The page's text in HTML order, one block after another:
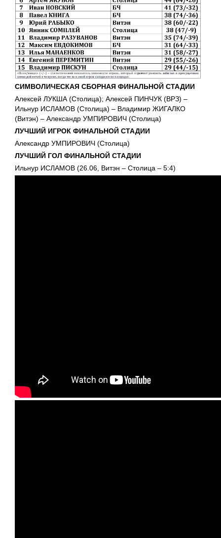
СИМВОЛИЧЕСКАЯ СБОРНАЯ ФИНАЛЬНОЙ СТАДИИ
Алексей ЛУКША (Столица); Алексей ПИНЧУК (ВРЗ) –
Ильнур ИСЛАМОВ (Столица) – Владимир ЖИГАЛКО
(Витэн) – Александр УМПИРОВИЧ (Столица)
ЛУЧШИЙ ИГРОК ФИНАЛЬНОЙ СТАДИИ
Александр УМПИРОВИЧ (Столица)
ЛУЧШИЙ ГОЛ ФИНАЛЬНОЙ СТАДИИ
Ильнур ИСЛАМОВ (26.06, Витэн – Столица – 5:4)